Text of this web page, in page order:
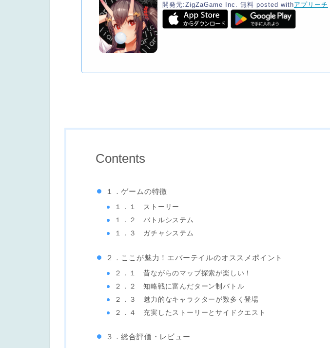
開発元:ZigZaGame Inc. 無料 posted withアプリーチ
Contents
１．ゲームの特徴
１．１ ストーリー
１．２ バトルシステム
１．３ ガチャシステム
２．ここが魅力！エバーテイルのオススメポイント
２．１ 昔ながらのマップ探索が楽しい！
２．２ 知略戦に富んだターン制バトル
２．３ 魅力的なキャラクターが数多く登場
２．４ 充実したストーリーとサイドクエスト
３．総合評価・レビュー